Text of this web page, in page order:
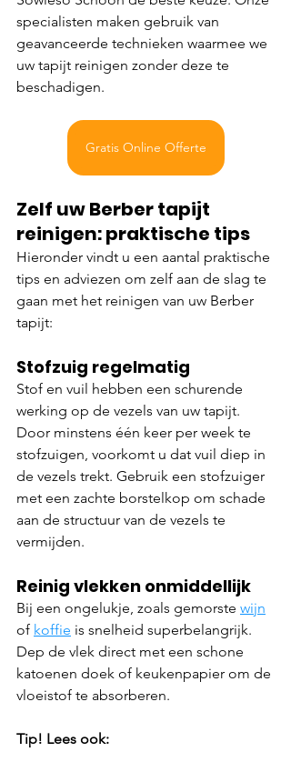
specialisten maken gebruik van
geavanceerde technieken waarmee we
uw tapijt reinigen zonder deze te
beschadigen.
Gratis Online Offerte
Zelf uw Berber tapijt
reinigen: praktische tips
Hieronder vindt u een aantal praktische
tips en adviezen om zelf aan de slag te
gaan met het reinigen van uw Berber
tapijt:
Stofzuig regelmatig
Stof en vuil hebben een schurende
werking op de vezels van uw tapijt.
Door minstens één keer per week te
stofzuigen, voorkomt u dat vuil diep in
de vezels trekt. Gebruik een stofzuiger
met een zachte borstelkop om schade
aan de structuur van de vezels te
vermijden.
Reinig vlekken onmiddellijk
Bij een ongelukje, zoals gemorste wijn
of koffie is snelheid superbelangrijk.
Dep de vlek direct met een schone
katoenen doek of keukenpapier om de
vloeistof te absorberen.
Tip! Lees ook: